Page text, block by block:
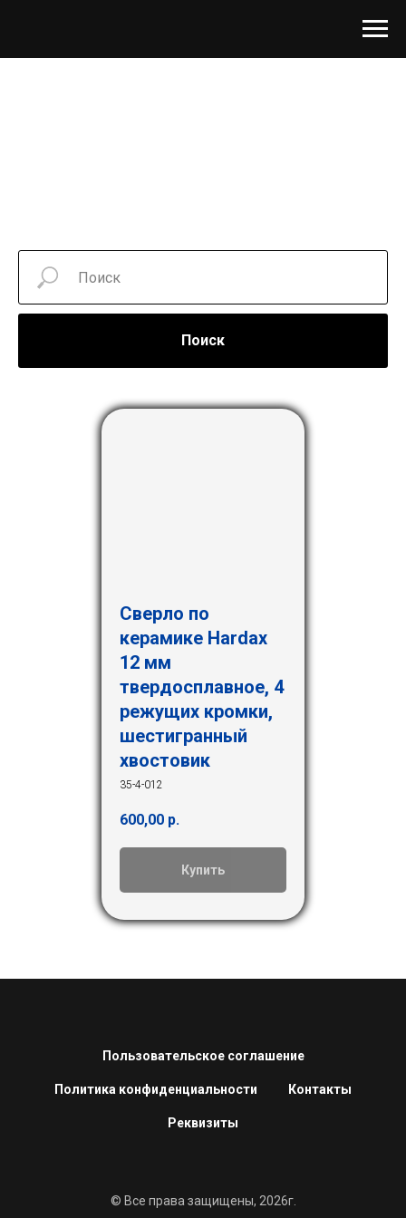
Поиск
Сверло по
керамике Hardax
12 мм
твердосплавное, 4
режущих кромки,
шестигранный
хвостовик
35-4-012
600,00 р.
Купить
Пользовательское соглашение
Политика конфиденциальности Контакты
Реквизиты
© Все права защищены, 2026г.